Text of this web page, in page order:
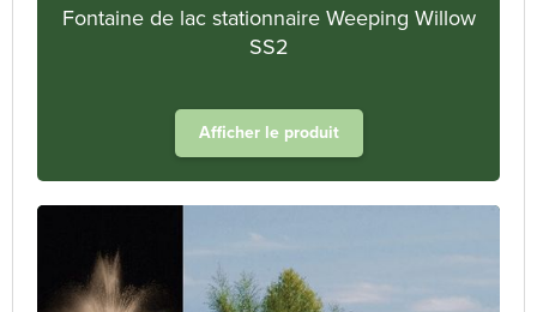
Fontaine de lac stationnaire Weeping Willow
SS2
Afficher le produit